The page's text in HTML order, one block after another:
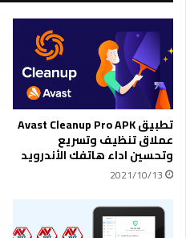
ت
ل
م
ش
ف
ر
ة
ب
ا
س
a
l
g
h
t
ق
ا
د
م
ع
تطبيق Avast Cleanup Pro APK
عملاق تنظيف وتسريع
وتحسين اداء هاتفك الأندرويد
2021/10/13